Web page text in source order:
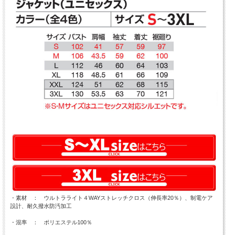
・素材 ： ウルトラライト４WAYストレッチクロス（伸長率20％）、制電ケア
設計、耐久撥水防汚加工
・混率 ： ポリエステル100％